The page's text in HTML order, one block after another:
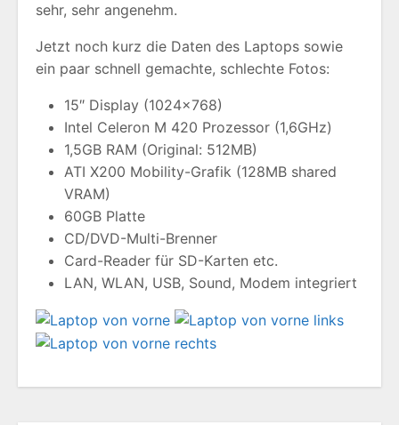
sehr, sehr angenehm.
Jetzt noch kurz die Daten des Laptops sowie
ein paar schnell gemachte, schlechte Fotos:
15″ Display (1024×768)
Intel Celeron M 420 Prozessor (1,6GHz)
1,5GB RAM (Original: 512MB)
ATI X200 Mobility-Grafik (128MB shared
VRAM)
60GB Platte
CD/DVD-Multi-Brenner
Card-Reader für SD-Karten etc.
LAN, WLAN, USB, Sound, Modem integriert